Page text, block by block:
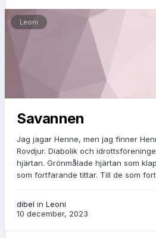
Leoni
Savannen
Jag jagar Henne, men jag finner
Rovdjur. Diabolik och
hjärtan. Grönmålade hjärtan som
som fortfarande tittar. Till de som
dibel in Leoni
10 december, 2023